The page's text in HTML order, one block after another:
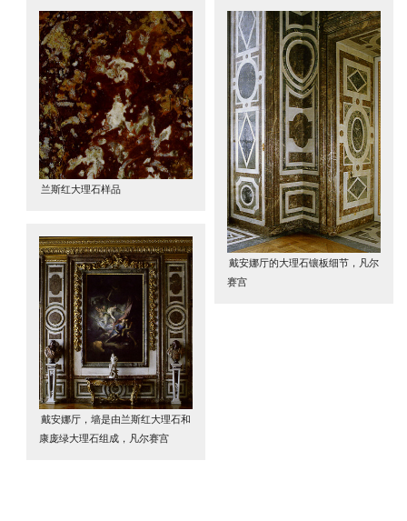
兰斯红大理石样品
戴安娜厅，墙是由兰斯红大理石和
康庞绿大理石组成，凡尔赛宫
戴安娜厅的大理石镶板细节，凡尔
赛宫